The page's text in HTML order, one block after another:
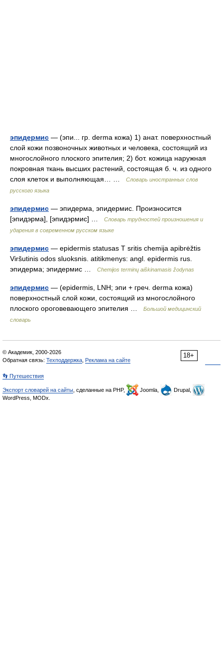
эпидермис — (эпи... гр. derma кожа) 1) анат. поверхностный
слой кожи позвоночных животных и человека, состоящий из
многослойного плоского эпителия; 2) бот. кожица наружная
покровная ткань высших растений, состоящая б. ч. из одного
слоя клеток и выполняющая… …
Словарь иностранных слов
русского языка
эпидермис — эпидерма, эпидермис. Произносится
[эпидэрма], [эпидэрмис] …
Словарь трудностей произношения и
ударения в современном русском языке
эпидермис — epidermis statusas T sritis chemija apibrėžtis
Viršutinis odos sluoksnis. atitikmenys: angl. epidermis rus.
эпидерма; эпидермис …
Chemijos terminų aiškinamasis žodynas
эпидермис — (epidermis, LNH; эпи + греч. derma кожа)
поверхностный слой кожи, состоящий из многослойного
плоского ороговевающего эпителия …
Большой медицинский
словарь
18+
© Академик, 2000-2026
Обратная связь: Техподдержка Реклама на сайте
👣 Путешествия
Экспорт словарей на сайты , сделанные на PHP, Joomla,
Drupal,
WordPress, MODx.